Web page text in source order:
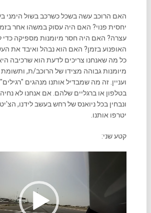
האם הרוכב עשה בשכל כשרכב בשול הימני
יחסית פנוי? האם היה עסוק במשהו אחר
עצרה? האם היה חסר מיומנות מספיקה כדי
האופנוע בזמן? האם הוא נבהל ואיבד את
כל מה שאנחנו צריכים לדעת הוא שרכיבה
מיומנות גבוהה מצידו של הרוכב/ת,
ועניין. זה מה שמבדיל אותנו מנהגים
בטלפון או ברגליים שלהם. אם אנחנו לא
ונבחין בכל ניואנס של רחש בעשב לידנו,
יטרפו אותנו.
קטע שני: